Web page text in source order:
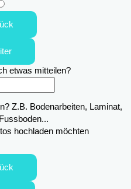
etwas mitteilen?
Z.B. Bodenarbeiten, Laminat,
hochladen möchten